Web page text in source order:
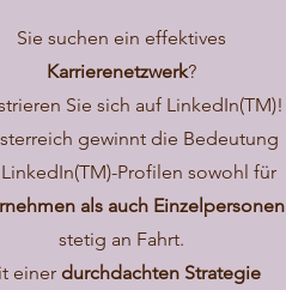
Sie suchen ein effektives
Karrierenetzwerk?
Sie sich auf LinkedIn(TM)!
gewinnt die Bedeutung
Profilen sowohl für
als auch Einzelpersonen
stetig an Fahrt.
einer durchdachten Strategie